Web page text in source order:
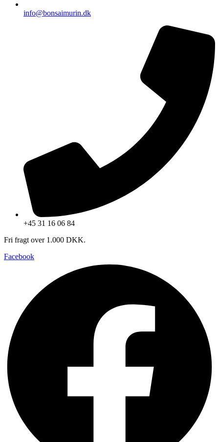
info@bonsaimurin.dk
+45 31 16 06 84
Fri fragt over 1.000 DKK.
Facebook